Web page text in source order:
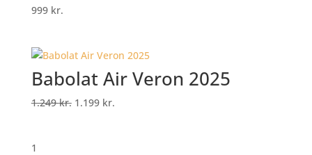
999 kr.
Babolat Air Veron 2025
1.249kr. Original
1.199 kr.
1